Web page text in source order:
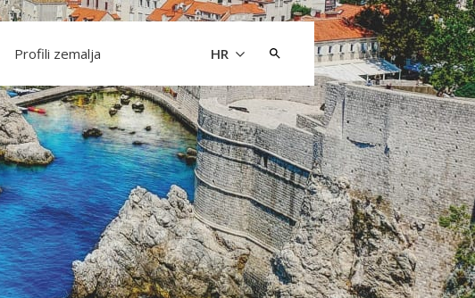
HR
Profili zemalja Pretraži: